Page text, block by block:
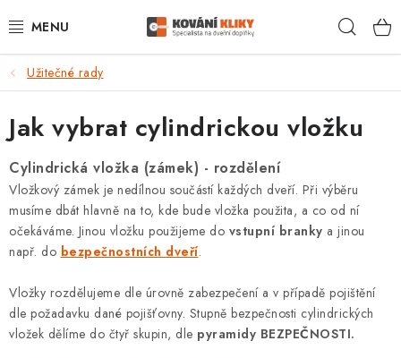
na
VÝPRODEJ - TOP AKCE
BLOG
UŽITEČNÉ RADY
VRÁCENÍ ZBOŽÍ
POŠTOVNÉ
OP
Užitečné rady
Jak vybrat cylindrickou vložku
Cylindrická vložka (zámek) - rozdělení
Vložkový zámek je nedílnou součástí každých dveří. Při výběru
musíme dbát hlavně na to, kde bude vložka použita, a co od ní
očekáváme. Jinou vložku použijeme do vstupní branky a jinou
např. do bezpečnostních dveří.
Vložky rozdělujeme dle úrovně zabezpečení a v případě pojištění
dle požadavku dané pojišťovny. Stupně bezpečnosti cylindrických
vložek dělíme do čtyř skupin, dle pyramidy BEZPEČNOSTI.